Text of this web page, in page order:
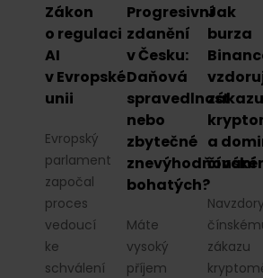
Zákon
o regulaci
AI
v Evropské
unii
Evropský
parlament
započal
proces
vedoucí
ke
schválení
Progresivní
zdanění
v Česku:
Daňová
spravedlnost
nebo
zbytečné
znevýhodňování
bohatých?
Máte
vysoký
příjem
Jak
burza
zákazu
a
Navzdory
zákazu